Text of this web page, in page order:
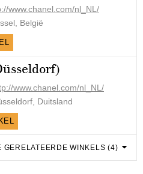
www.chanel.com/nl_NL/
België
www.chanel.com/nl_NL/
Duitsland
GERELATEERDE WINKELS (4)